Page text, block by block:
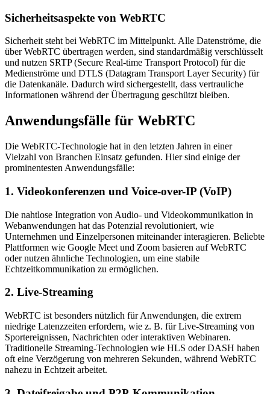
Sicherheitsaspekte von WebRTC
Sicherheit steht bei WebRTC im Mittelpunkt. Alle Datenströme, die
über WebRTC übertragen werden, sind standardmäßig verschlüsselt
und nutzen SRTP (Secure Real-time Transport Protocol) für die
Medienströme und DTLS (Datagram Transport Layer Security) für
die Datenkanäle. Dadurch wird sichergestellt, dass vertrauliche
Informationen während der Übertragung geschützt bleiben.
Anwendungsfälle für WebRTC
Die WebRTC-Technologie hat in den letzten Jahren in einer
Vielzahl von Branchen Einsatz gefunden. Hier sind einige der
prominentesten Anwendungsfälle:
1. Videokonferenzen und Voice-over-IP (VoIP)
Die nahtlose Integration von Audio- und Videokommunikation in
Webanwendungen hat das Potenzial revolutioniert, wie
Unternehmen und Einzelpersonen miteinander interagieren. Beliebte
Plattformen wie Google Meet und Zoom basieren auf WebRTC
oder nutzen ähnliche Technologien, um eine stabile
Echtzeitkommunikation zu ermöglichen.
2. Live-Streaming
WebRTC ist besonders nützlich für Anwendungen, die extrem
niedrige Latenzzeiten erfordern, wie z. B. für Live-Streaming von
Sportereignissen, Nachrichten oder interaktiven Webinaren.
Traditionelle Streaming-Technologien wie HLS oder DASH haben
oft eine Verzögerung von mehreren Sekunden, während WebRTC
nahezu in Echtzeit arbeitet.